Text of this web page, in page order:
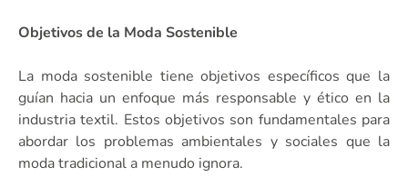
Objetivos de la Moda Sostenible
La moda sostenible tiene objetivos específicos que la
guían hacia un enfoque más responsable y ético en la
industria textil. Estos objetivos son fundamentales para
abordar los problemas ambientales y sociales que la
moda tradicional a menudo ignora.